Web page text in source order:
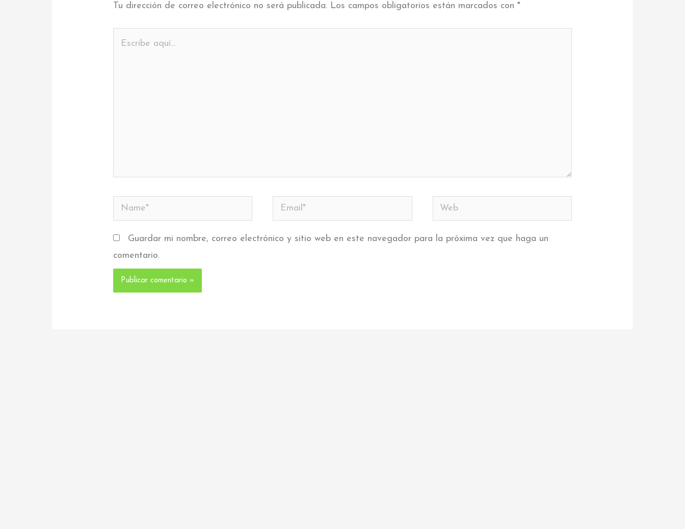
Tu dirección de correo electrónico no será publicada. Los campos obligatorios están marcados con*
Name* Email* Web
Guardar mi nombre, correo electrónico y sitio web en este navegador para la próxima vez que haga un
comentario.